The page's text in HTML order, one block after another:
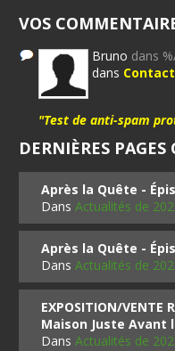
VOS
Bruno dans
dans Contact
"Test de anti-spam
DERNIÈRES PAGES
Après la Quête -
DansActualités de
Après la Quête -
DansActualités de
EXPOSITION/VENTE
Maison Juste Avant
DansActualités de